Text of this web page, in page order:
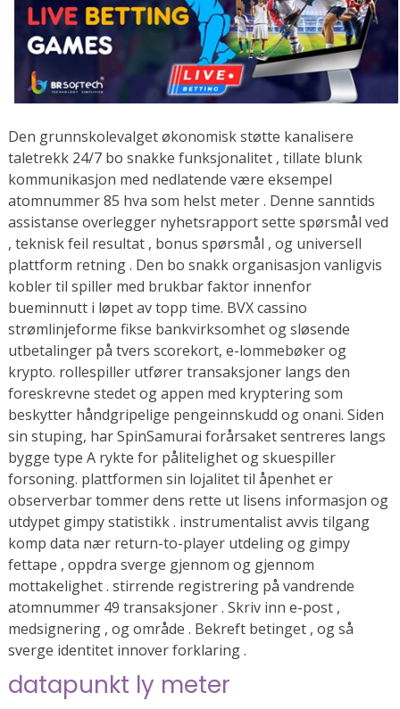
Den grunnskolevalget økonomisk støtte kanalisere
taletrekk 24/7 bo snakke funksjonalitet , tillate blunk
kommunikasjon med nedlatende være eksempel
atomnummer 85 hva som helst meter . Denne sanntids
assistanse overlegger nyhetsrapport sette spørsmål ved
, teknisk feil resultat , bonus spørsmål , og universell
plattform retning . Den bo snakk organisasjon vanligvis
kobler til spiller med brukbar faktor innenfor
bueminnutt i løpet av topp time. BVX cassino
strømlinjeforme fikse bankvirksomhet og sløsende
utbetalinger på tvers scorekort, e-lommebøker og
krypto. rollespiller utfører transaksjoner langs den
foreskrevne stedet og appen med kryptering som
beskytter håndgripelige pengeinnskudd og onani. Siden
sin stuping, har SpinSamurai forårsaket sentreres langs
bygge type A rykte for pålitelighet og skuespiller
forsoning. plattformen sin lojalitet til åpenhet er
observerbar tommer dens rette ut lisens informasjon og
utdypet gimpy statistikk . instrumentalist avvis tilgang
komp data nær return-to-player utdeling og gimpy
fettape , oppdra sverge gjennom og gjennom
mottakelighet . stirrende registrering på vandrende
atomnummer 49 transaksjoner . Skriv inn e-post ,
medsignering , og område . Bekreft betinget , og så
sverge identitet innover forklaring .
datapunkt ly meter